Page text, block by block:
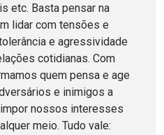
etc. Basta pensar na
lidar com tensões e
e agressividade
cotidianas. Com
quem pensa e age
e inimigos a
nossos interesses
meio. Tudo vale: